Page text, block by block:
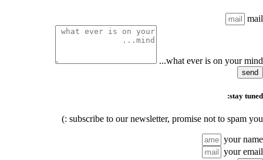
mail
what ever is on your mind...
send
stay tuned:
subscribe to our newsletter, promise not to spam you :)
your name
your email